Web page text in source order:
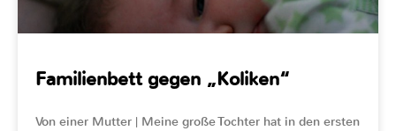
Familienbett gegen „Koliken“
Von einer Mutter | Meine große Tochter hat in den ersten